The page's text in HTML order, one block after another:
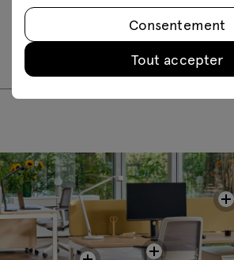
ZUT59 ZUT32
Consentement
Tout accepter